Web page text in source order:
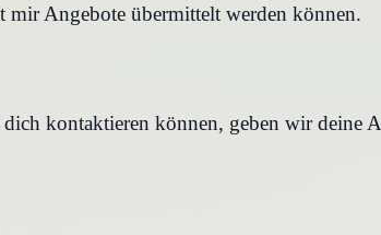
mir Angebote übermittelt werden können.
kontaktieren können, geben wir deine